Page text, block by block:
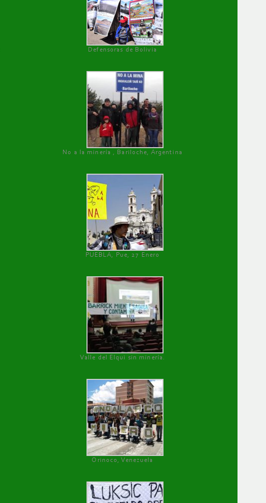
Defensoras de Bolivia
No a la minería , Bariloche, Argentina
PUEBLA, Pue, 27 Enero
Valle del Elqui sin minería.
Orinoco, Venezuela